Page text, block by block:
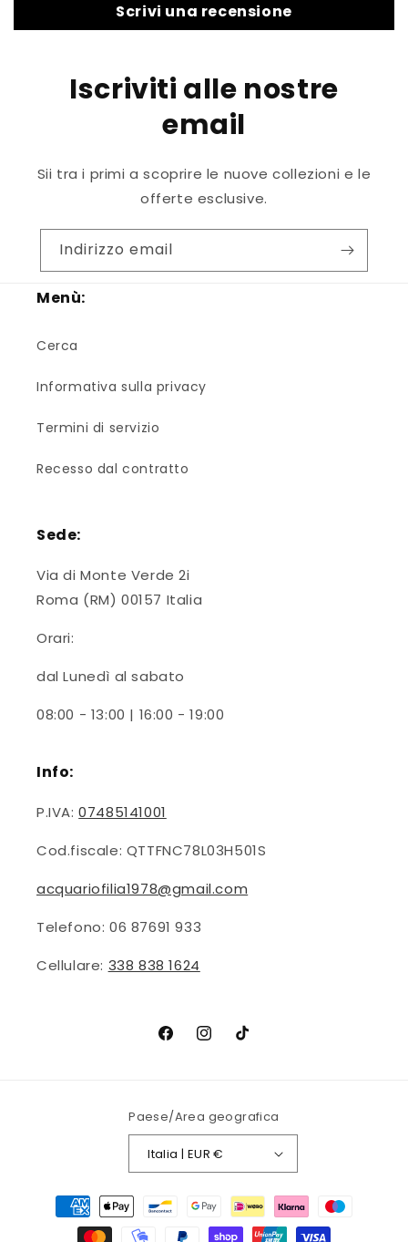
Scrivi una recensione
Iscriviti alle nostre
email
Sii tra i primi a scoprire le nuove collezioni e le
offerte esclusive.
Indirizzo email
Menù:
Cerca
Informativa sulla privacy
Termini di servizio
Recesso dal contratto
Sede:
Via di Monte Verde 2i
Roma (RM) 00157 Italia
Orari:
dal Lunedì al sabato
08:00 - 13:00 | 16:00 - 19:00
Info:
P.IVA:07485141001
Cod.fiscale: QTTFNC78L03H501S
acquariofilia1978@gmail.com
Telefono: 06 87691 933
Cellulare: 338 838 1624
FacebookInstagram
TikTok
Paese/Area geografica
Italia | EUR €
Metodi